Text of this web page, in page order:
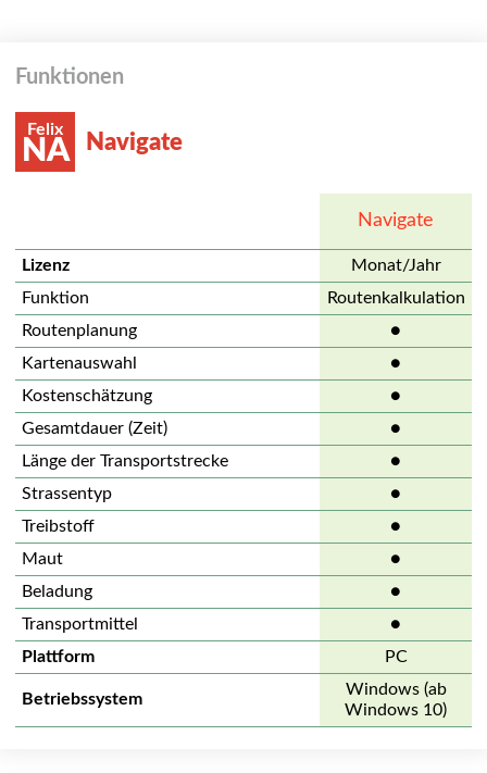
Funktionen
Felix
NA Navigate
Navigate
Lizenz
Monat/Jahr
Funktion
Routenkalkulation
Routenplanung
●
Kartenauswahl
●
Kostenschätzung
●
Gesamtdauer (Zeit)
●
Länge der Transportstrecke
●
Strassentyp
●
Treibstoff
●
Maut
●
Beladung
●
Transportmittel
●
Plattform
PC
Betriebssystem
Windows (ab
Windows 10)